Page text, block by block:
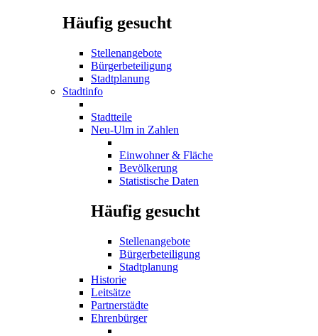
Häufig gesucht
Stellenangebote
Bürgerbeteiligung
Stadtplanung
Stadtinfo
Stadtteile
Neu-Ulm in Zahlen
Einwohner & Fläche
Bevölkerung
Statistische Daten
Häufig gesucht
Stellenangebote
Bürgerbeteiligung
Stadtplanung
Historie
Leitsätze
Partnerstädte
Ehrenbürger